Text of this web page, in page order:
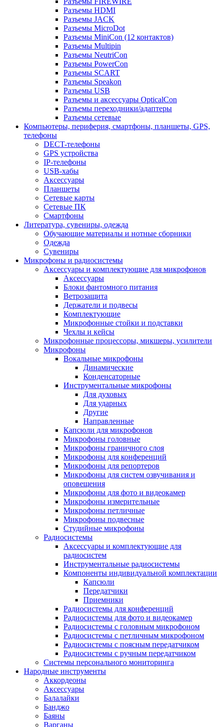
Разъемы HDMI
Разъемы JACK
Разъемы MicroDot
Разъемы MiniCon (12 контактов)
Разъемы Multipin
Разъемы NeutriCon
Разъемы PowerCon
Разъемы SCART
Разъемы Speakon
Разъемы USB
Разъемы и аксессуары OpticalCon
Разъемы переходники/адаптеры
Разъемы сетевые
Компьютеры, периферия, смартфоны, планшеты, GPS,
телефоны
DECT-телефоны
GPS устройства
IP-телефоны
USB-хабы
Аксессуары
Планшеты
Сетевые карты
Сетевые ПК
Смартфоны
Литература, сувениры, одежда
Обучающие материалы и нотные сборники
Одежда
Сувениры
Микрофоны и радиосистемы
Аксессуары и комплектующие для микрофонов
Аксессуары
Блоки фантомного питания
Ветрозащита
Держатели и подвесы
Комплектующие
Микрофонные стойки и подставки
Чехлы и кейсы
Микрофонные процессоры, микшеры, усилители
Микрофоны
Вокальные микрофоны
Динамические
Конденсаторные
Инструментальные микрофоны
Для духовых
Для ударных
Другие
Направленные
Капсюли для микрофонов
Микрофоны головные
Микрофоны граничного слоя
Микрофоны для конференций
Микрофоны для репортеров
Микрофоны для систем озвучивания и
оповещения
Микрофоны для фото и видеокамер
Микрофоны измерительные
Микрофоны петличные
Микрофоны подвесные
Студийные микрофоны
Радиосистемы
Аксессуары и комплектующие для
радиосистем
Инструментальные радиосистемы
Компоненты индивидуальной комплектации
Капсюли
Передатчики
Приемники
Радиосистемы для конференций
Радиосистемы для фото и видеокамер
Радиосистемы с головным микрофоном
Радиосистемы с петличным микрофоном
Радиосистемы с поясным передатчиком
Радиосистемы с ручным передатчиком
Системы персонального мониторинга
Народные инструменты
Аккордеоны
Аксессуары
Балалайки
Банджо
Баяны
Варганы